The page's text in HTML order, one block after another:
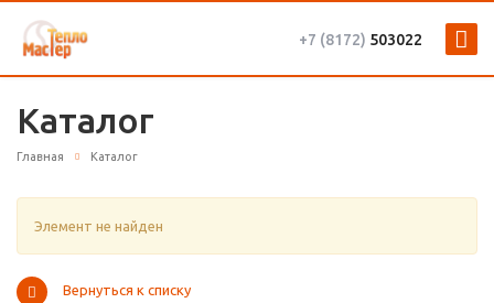
+7 (8172) 503022
Каталог
Главная Каталог
Элемент не найден
Вернуться к списку